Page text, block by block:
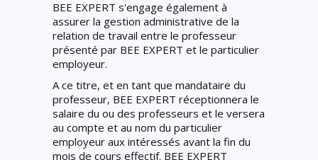
BEE EXPERT s'engage également à
assurer la gestion administrative de la
relation de travail entre le professeur
présenté par BEE EXPERT et le particulier
employeur.
A ce titre, et en tant que mandataire du
professeur, BEE EXPERT réceptionnera le
salaire du ou des professeurs et le versera
au compte et au nom du particulier
employeur aux intéressés avant la fin du
mois de cours effectif. BEE EXPERT